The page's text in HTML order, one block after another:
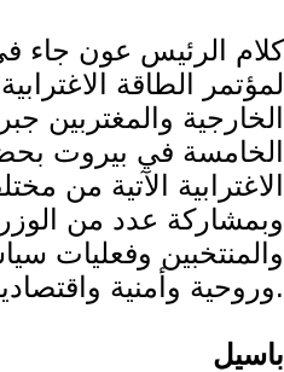
كلام الرئيس عون جاء
لمؤتمر الطاقة
الخارجية والمغتربين
الخامسة في بيروت
الاغترابية الآتية من
وبمشاركة عدد من
والمنتخبين وفعليات
وروحية وأمنية واقتصادية.
باسيل